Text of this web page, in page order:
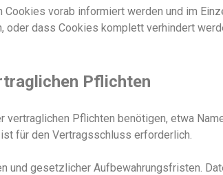
vorab informiert werden und im
dass Cookies komplett verhindert
Pflichten
vertraglichen Pflichten benötigen, etwa
für den Vertragsschluss erforderlich.
und gesetzlicher Aufbewahrungsfristen.